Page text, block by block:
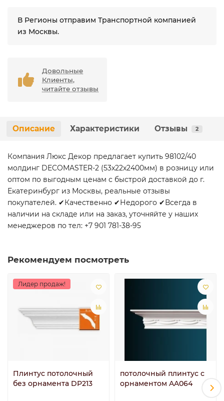
В Регионы отправим Транспортной компанией
из Москвы.
Довольные
Клиенты,
читайте отзывы
Описание Характеристики Отзывы 2
Компания Люкс Декор предлагает купить 98102/40
молдинг DECOMASTER-2 (53х22х2400мм) в розницу или
оптом по выгодным ценам с быстрой доставкой до г.
Екатеринбург из Москвы, реальные отзывы
покупателей. ✔Качественно ✔Недорого ✔Всегда в
наличии на складе или на заказ, уточняйте у наших
менеджеров по тел: +7 901 781-38-95
Рекомендуем посмотреть
Лидер продаж!
Плинтус потолочный
без орнамента DP213
потолочный плинтус с
орнаментом AA064